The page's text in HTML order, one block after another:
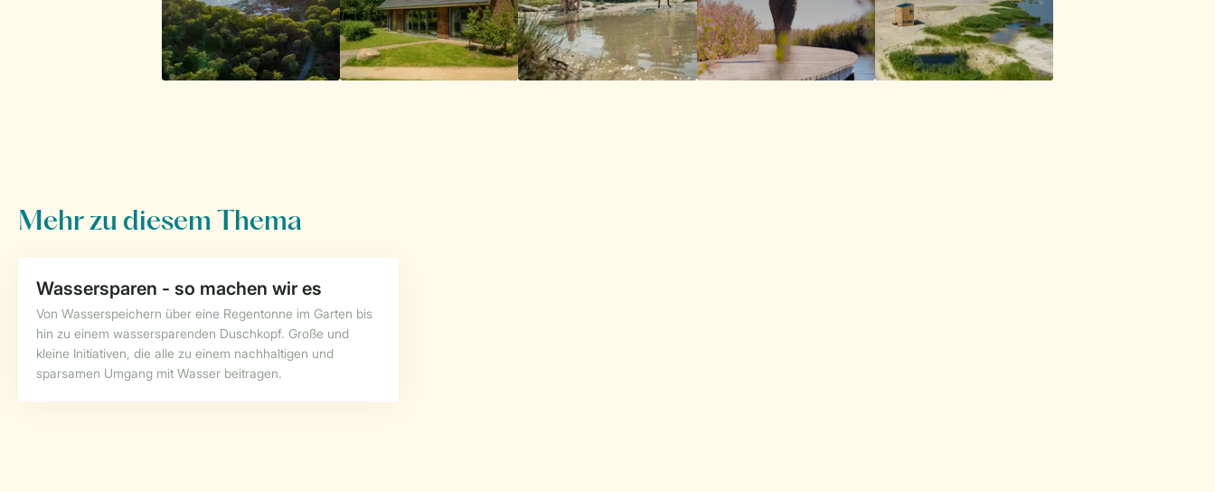
Mehr zu diesem Thema
Wassersparen - so machen wir es
Von Wasserspeichern über eine Regentonne im Garten bis
hin zu einem wassersparenden Duschkopf. Große und
kleine Initiativen, die alle zu einem nachhaltigen und
sparsamen Umgang mit Wasser beitragen.